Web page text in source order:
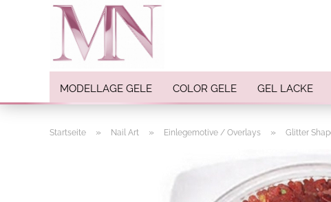
MODELLAGE GELE COLOR GELE GEL LACKE
Einlegemotive / Overlays
Startseite » Nail Art » Einlegemotive / Overlays » Glitter